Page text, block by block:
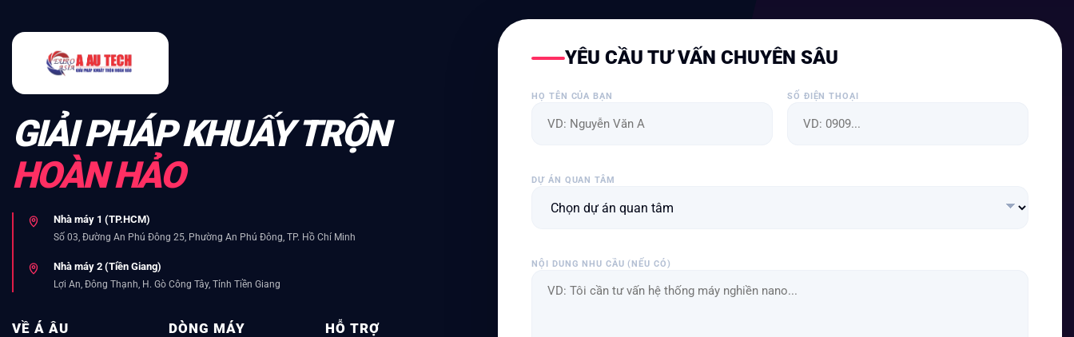
GIẢI PHÁP KHUẤY TRỘN
HOÀN HẢO
Nhà máy 1 (TP.HCM)
Số 03, Đường An Phú Đông 25, Phường An Phú Đông, TP. Hồ Chí Minh
Nhà máy 2 (Tiền Giang)
Lợi An, Đông Thạnh, H. Gò Công Tây, Tỉnh Tiền Giang
VỀ Á ÂU DÒNG MÁY HỖ TRỢ
YÊU CẦU TƯ VẤN CHUYÊN SÂU
HỌ TÊN CỦA BẠN SỐ ĐIỆN THOẠI
DỰ ÁN QUAN TÂM
NỘI DUNG NHU CẦU (NẾU CÓ)